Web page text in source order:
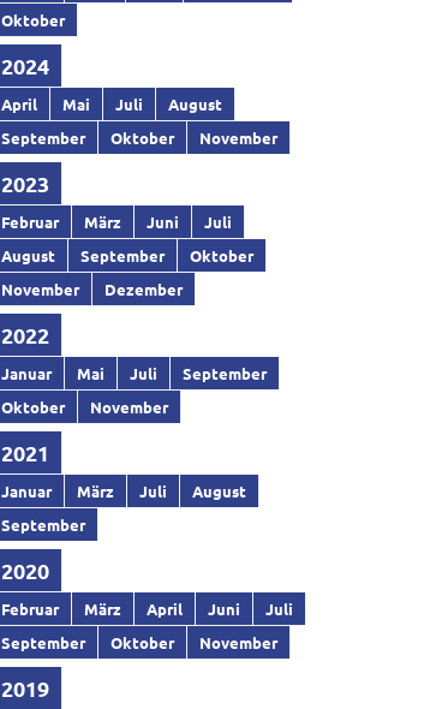
Oktober
2024
April Mai Juli
August
September
Oktober November
2023
Februar März Juni
Juli
August
September
Oktober
November
Dezember
2022
Januar Mai Juli
September
Oktober
November
2021
Januar März Juli
August
September
2020
Februar März April Juni
Juli
September
Oktober November
2019